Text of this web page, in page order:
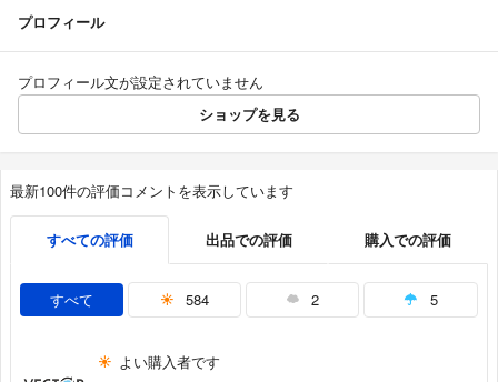
プロフィール
プロフィール文が設定されていません
ショップを見る
最新100件の評価コメントを表示しています
すべての評価 出品での評価 購入での評価
すべて 584 2 5
よい購入者です